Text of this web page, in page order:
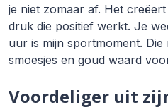
je niet zomaar af. Het
druk die positief werkt. Je
uur is mijn sportmoment.
smoesjes en goud waard
Voordeliger uit